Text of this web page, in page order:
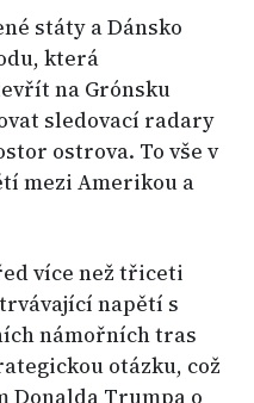
státy a Dánsko
která
na Grónsku
sledovací radary
ostrova. To vše v
mezi Amerikou a
více než třiceti
napětí s
námořních tras
otázku, což